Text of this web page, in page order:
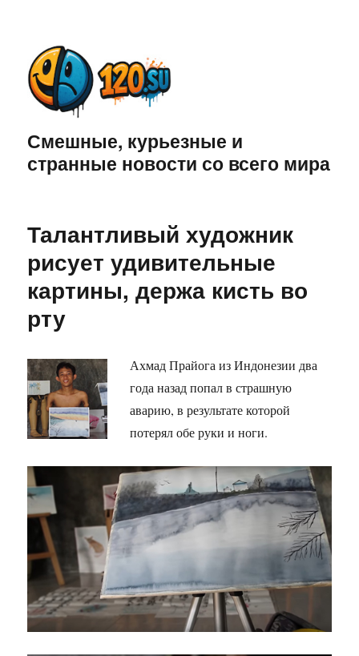
Смешные, курьезные и
странные новости со всего мира
Талантливый художник
рисует удивительные
картины, держа кисть во
рту
Ахмад Прайога из Индонезии два
года назад попал в страшную
аварию, в результате которой
потерял обе руки и ноги.